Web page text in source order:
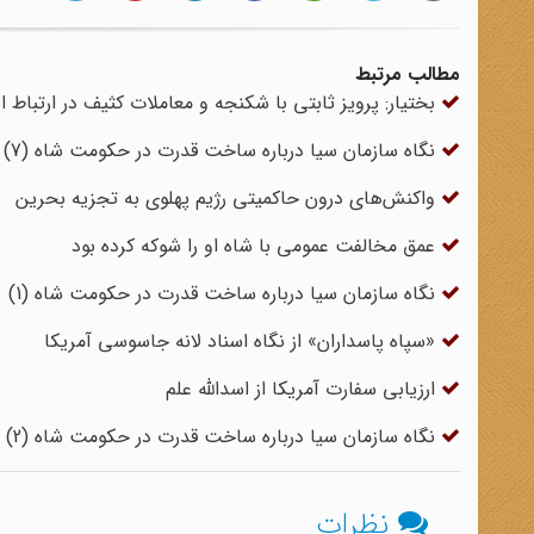
مطالب مرتبط
بختیار: پرویز ثابتی با شکنجه و معاملات کثیف در
نگاه سازمان سیا درباره ساخت قدرت در حکومت شاه (7)
واکنش‌های درون حاکمیتی رژیم پهلوی به تجزیه بحرین
عمق مخالفت عمومی با شاه او را شوکه کرده بود
نگاه سازمان سیا درباره ساخت قدرت در حکومت شاه (1)
«سپاه پاسداران» از نگاه اسناد لانه جاسوسی آمریکا
ارزیابی سفارت آمریکا از اسدالله علم
نگاه سازمان سیا درباره ساخت قدرت در حکومت شاه (2)